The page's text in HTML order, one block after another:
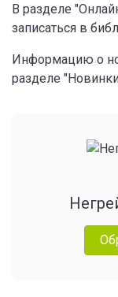
В разделе
записаться в
Информацию о
разделе